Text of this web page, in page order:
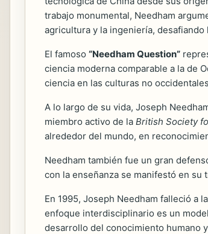
trabajo monumental, Needham
agricultura y la ingeniería,
El famoso “Needham Question”
ciencia moderna comparable a la de
ciencia en las culturas no
A lo largo de su vida, Joseph
miembro activo de la British Society
alrededor del mundo, en
Needham también fue un gran
con la enseñanza se manifestó en
En 1995, Joseph Needham falleció a
enfoque interdisciplinario es un
desarrollo del conocimiento humano